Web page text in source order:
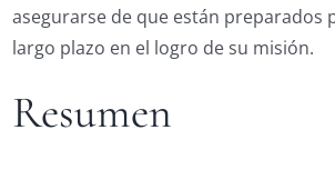
asegurarse de que están preparados
largo plazo en el logro de su misión.
Resumen